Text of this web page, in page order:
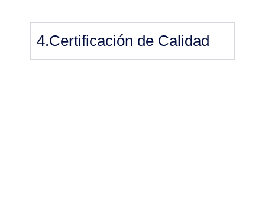
4.Certificación de Calidad